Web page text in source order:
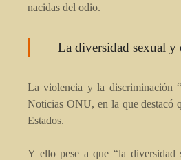
nacidas del odio.
La diversidad sexual y
La violencia y la discriminación
Noticias ONU, en la que destacó
Estados.
Y ello pese a que “la